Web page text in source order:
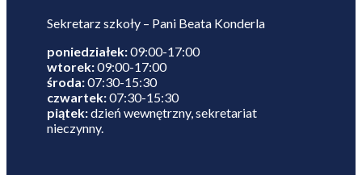
Sekretarz szkoły – Pani Beata Konderla
poniedziałek:09:00-17:00
wtorek:09:00-17:00
środa:07:30-15:30
czwartek:07:30-15:30
piątek:dzień wewnętrzny, sekretariat
nieczynny.